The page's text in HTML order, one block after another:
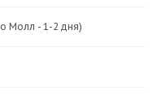
Молл - 1-2 дня)